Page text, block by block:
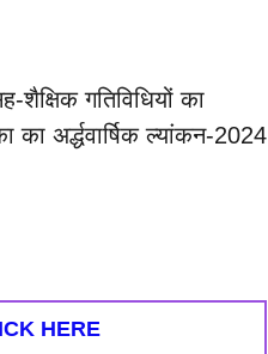
गतिविधियों का
अर्द्धवार्षिक ल्यांकन-2024
HERE